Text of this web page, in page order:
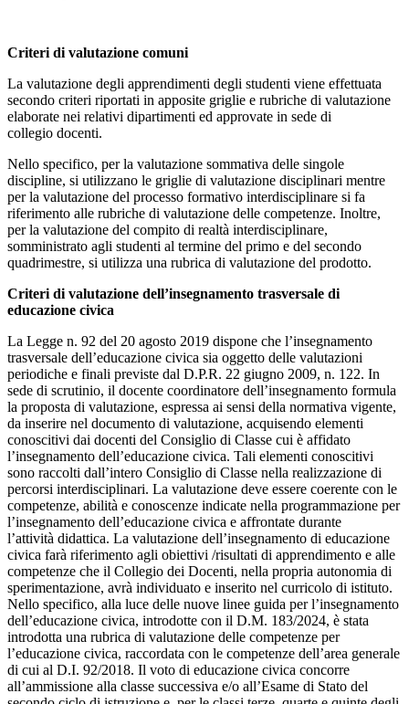
Criteri di valutazione comuni
La valutazione degli apprendimenti degli studenti viene effettuata
secondo criteri riportati in apposite griglie e rubriche di valutazione
elaborate nei relativi dipartimenti ed approvate in sede di
collegio docenti.
Nello specifico, per la valutazione sommativa delle singole
discipline, si utilizzano le griglie di valutazione disciplinari mentre
per la valutazione del processo formativo interdisciplinare si fa
riferimento alle rubriche di valutazione delle competenze. Inoltre,
per la valutazione del compito di realtà interdisciplinare,
somministrato agli studenti al termine del primo e del secondo
quadrimestre, si utilizza una rubrica di valutazione del prodotto.
Criteri di valutazione dell’insegnamento trasversale di
educazione civica
La Legge n. 92 del 20 agosto 2019 dispone che l’insegnamento
trasversale dell’educazione civica sia oggetto delle valutazioni
periodiche e finali previste dal D.P.R. 22 giugno 2009, n. 122. In
sede di scrutinio, il docente coordinatore dell’insegnamento formula
la proposta di valutazione, espressa ai sensi della normativa vigente,
da inserire nel documento di valutazione, acquisendo elementi
conoscitivi dai docenti del Consiglio di Classe cui è affidato
l’insegnamento dell’educazione civica. Tali elementi conoscitivi
sono raccolti dall’intero Consiglio di Classe nella realizzazione di
percorsi interdisciplinari. La valutazione deve essere coerente con le
competenze, abilità e conoscenze indicate nella programmazione per
l’insegnamento dell’educazione civica e affrontate durante
l’attività didattica. La valutazione dell’insegnamento di educazione
civica farà riferimento agli obiettivi /risultati di apprendimento e alle
competenze che il Collegio dei Docenti, nella propria autonomia di
sperimentazione, avrà individuato e inserito nel curricolo di istituto.
Nello specifico, alla luce delle nuove linee guida per l’insegnamento
dell’educazione civica, introdotte con il D.M. 183/2024, è stata
introdotta una rubrica di valutazione delle competenze per
l’educazione civica, raccordata con le competenze dell’area generale
di cui al D.I. 92/2018. Il voto di educazione civica concorre
all’ammissione alla classe successiva e/o all’Esame di Stato del